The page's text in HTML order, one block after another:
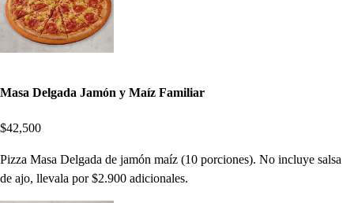
Masa Delgada Jamón y Maíz Familiar
$42,500
Pizza Masa Delgada de jamón maíz (10 porciones). No incluye salsa
de ajo, llevala por $2.900 adicionales.